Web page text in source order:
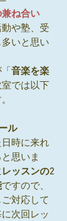
ね合い
や塾、受
いと思い
音楽を楽
では以下
ル
時に来れ
思いま
レッスンの2
ですので、
対応して
次回レッ